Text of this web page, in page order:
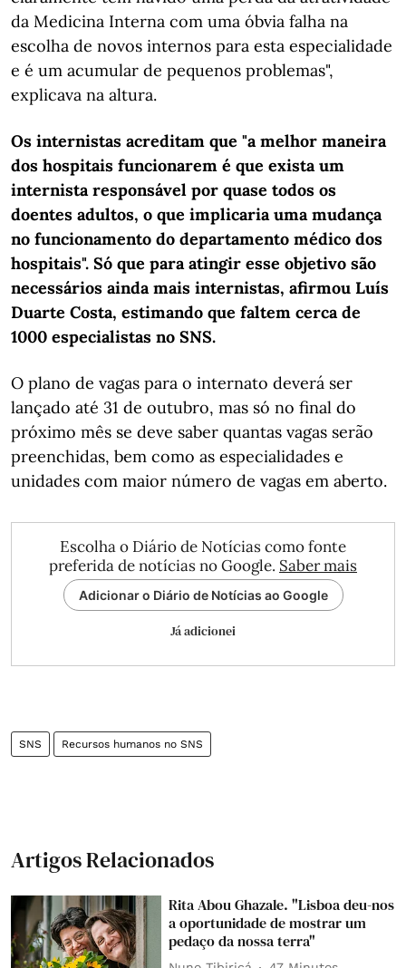
da Medicina Interna com uma óbvia falha na
escolha de novos internos para esta especialidade
e é um acumular de pequenos problemas",
explicava na altura.
Os internistas acreditam que "a melhor maneira
dos hospitais funcionarem é que exista um
internista responsável por quase todos os
doentes adultos, o que implicaria uma mudança
no funcionamento do departamento médico dos
hospitais". Só que para atingir esse objetivo são
necessários ainda mais internistas, afirmou Luís
Duarte Costa, estimando que faltem cerca de
1000 especialistas no SNS.
O plano de vagas para o internato deverá ser
lançado até 31 de outubro, mas só no final do
próximo mês se deve saber quantas vagas serão
preenchidas, bem como as especialidades e
unidades com maior número de vagas em aberto.
Escolha o Diário de Notícias como fonte
preferida de notícias no Google. Saber mais
Adicionar o Diário de Notícias ao Google
Já adicionei
SNS Recursos humanos no SNS
Artigos Relacionados
Rita Abou Ghazale. "Lisboa deu-nos
a oportunidade de mostrar um
pedaço da nossa terra"